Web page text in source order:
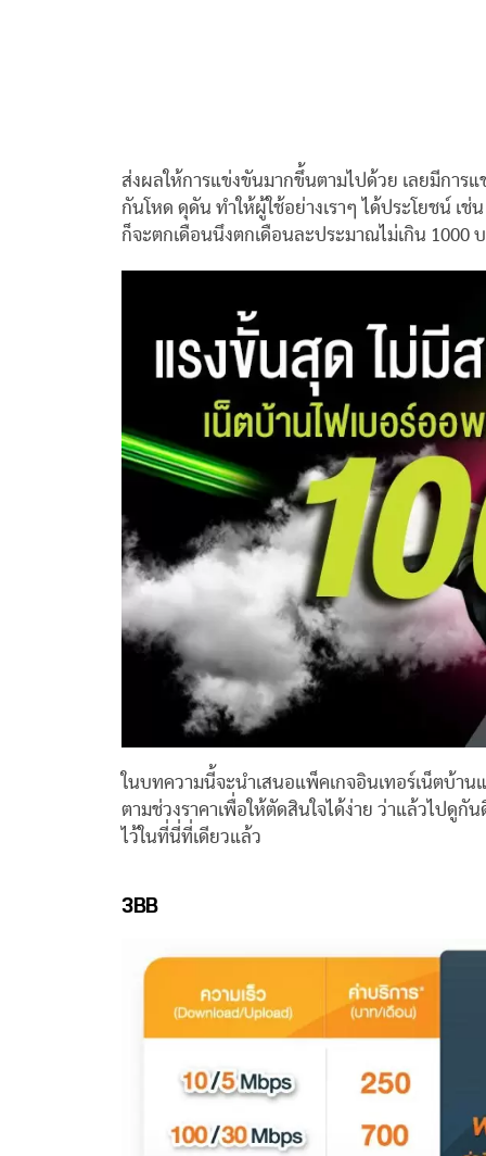
ส่งผลให้การแข่งขันมากขึ้นตามไปด้วย เลยมีการแ
กันโหด ดุดัน ทำให้ผู้ใช้อย่างเราๆ ได้ประโยชน์ เช่
ก็จะตกเดือนนึงตกเดือนละประมาณไม่เกิน 1000
ในบทความนี้จะนำเสนอแพ็คเกจอินเทอร์เน็ตบ้าน
ตามช่วงราคาเพื่อให้ตัดสินใจได้ง่าย ว่าแล้วไปดูกั
ไว้ในที่นี่ที่เดียวแล้ว
3BB